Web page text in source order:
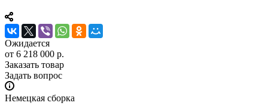
Ожидается
от 6 218 000 р.
Заказать товар
Задать вопрос
Немецкая сборка